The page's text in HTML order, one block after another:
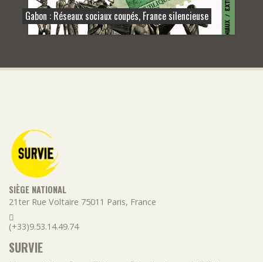
Gabon : Réseaux sociaux coupés, France silencieuse
SIÈGE NATIONAL
21ter Rue Voltaire 75011 Paris, France
(+33)9.53.14.49.74
SURVIE